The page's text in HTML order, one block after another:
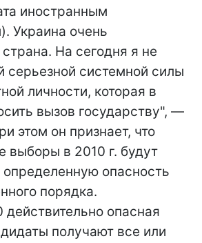
иностранным
Украина очень
На сегодня я не
серьезной системной силы
личности, которая в
вызов государству", —
этом он признает, что
выборы в 2010 г. будут
определенную опасность
порядка.
опасная
получают все или